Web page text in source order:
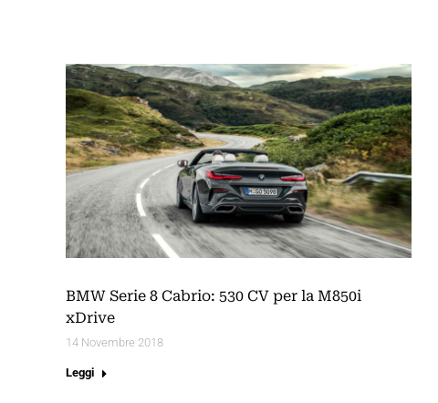
BMW Serie 8 Cabrio: 530 CV per la M850i
xDrive
14 Novembre 2018
Leggi